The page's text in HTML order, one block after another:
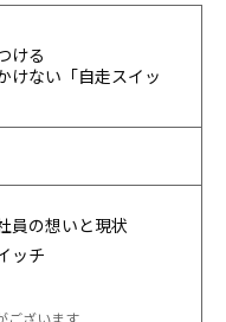
ける
けない「自走スイッ
員の想いと現状
ッチ